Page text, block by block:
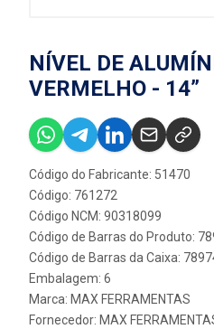
NÍVEL DE
VERMELHO - 14”
Código do Fabricante: 51470
Código: 761272
Código NCM: 90318099
Código de Barras do Produto:
Código de Barras da Caixa:
Embalagem: 6
Marca: MAX FERRAMENTAS
Fornecedor: MAX